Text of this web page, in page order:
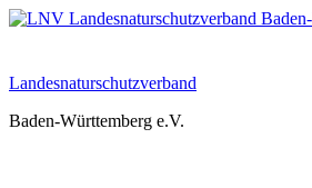
Zum
Landesnaturschutzverband
Baden-Württemberg e.V.